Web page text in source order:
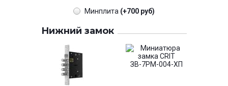
Минплита (+700 руб)
Нижний замок